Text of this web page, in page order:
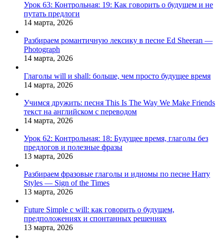
Урок 63: Контрольная: 19: Как говорить о будущем и не
путать предлоги
14 марта, 2026
Разбираем романтичную лексику в песне Ed Sheeran —
Photograph
14 марта, 2026
Глаголы will и shall: больше, чем просто будущее время
14 марта, 2026
Учимся дружить: песня This Is The Way We Make Friends
текст на английском с переводом
14 марта, 2026
Урок 62: Контрольная: 18: Будущее время, глаголы без
предлогов и полезные фразы
13 марта, 2026
Разбираем фразовые глаголы и идиомы по песне Harry
Styles — Sign of the Times
13 марта, 2026
Future Simple с will: как говорить о будущем,
предположениях и спонтанных решениях
13 марта, 2026